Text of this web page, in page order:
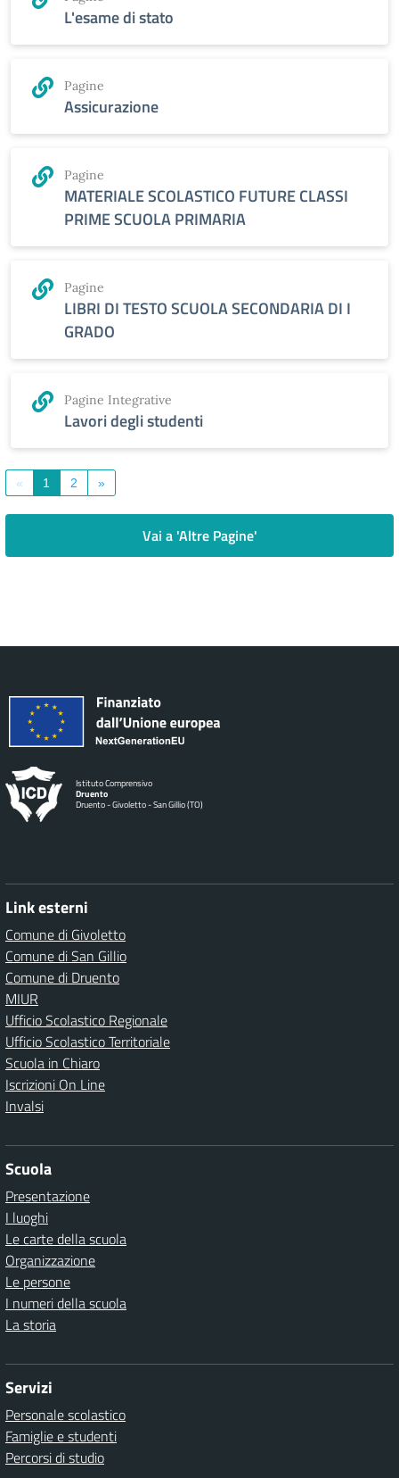
L'esame di stato
Pagine
Assicurazione
Pagine
MATERIALE SCOLASTICO FUTURE CLASSI
PRIME SCUOLA PRIMARIA
Pagine
LIBRI DI TESTO SCUOLA SECONDARIA DI I
GRADO
Pagine Integrative
Lavori degli studenti
« 1 2 »
Vai a 'Altre Pagine'
Istituto Comprensivo
Druento
Druento - Givoletto - San Gillio (TO)
Link esterni
Comune di Givoletto
Comune di San Gillio
Comune di Druento
MIUR
Ufficio Scolastico Regionale
Ufficio Scolastico Territoriale
Scuola in Chiaro
Iscrizioni On Line
Invalsi
Scuola
Presentazione
I luoghi
Le carte della scuola
Organizzazione
Le persone
I numeri della scuola
La storia
Servizi
Personale scolastico
Famiglie e studenti
Percorsi di studio